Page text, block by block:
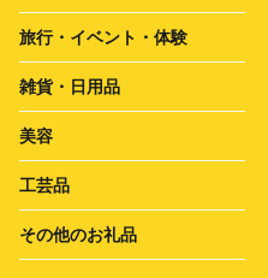
旅行・イベント・体験
雑貨・日用品
美容
工芸品
その他のお礼品